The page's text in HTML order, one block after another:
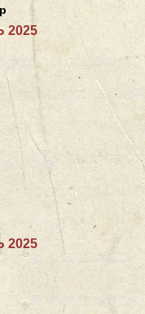
2025
2025